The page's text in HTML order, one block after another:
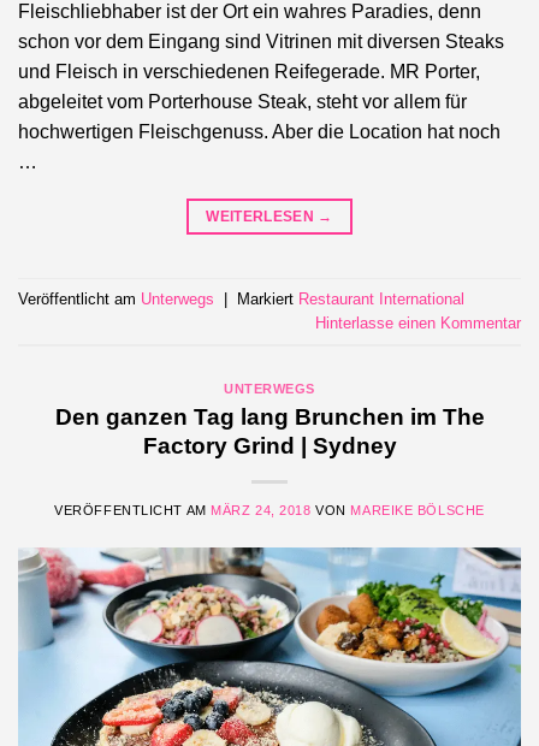
Fleischliebhaber ist der Ort ein wahres Paradies, denn
schon vor dem Eingang sind Vitrinen mit diversen Steaks
und Fleisch in verschiedenen Reifegerade. MR Porter,
abgeleitet vom Porterhouse Steak, steht vor allem für
hochwertigen Fleischgenuss. Aber die Location hat noch
…
WEITERLESEN →
Veröffentlicht am Unterwegs | Markiert Restaurant International
Hinterlasse einen Kommentar
UNTERWEGS
Den ganzen Tag lang Brunchen im The
Factory Grind | Sydney
VERÖFFENTLICHT AM MÄRZ 24, 2018 VON MAREIKE BÖLSCHE